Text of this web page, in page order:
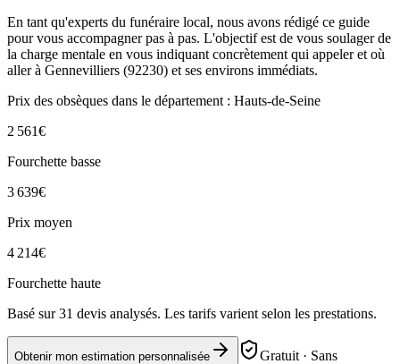
En tant qu'experts du funéraire local, nous avons rédigé ce guide
pour vous accompagner pas à pas. L'objectif est de vous soulager de
la charge mentale en vous indiquant concrètement qui appeler et où
aller à Gennevilliers (92230) et ses environs immédiats.
Prix des obsèques dans le département : Hauts-de-Seine
2 561€
Fourchette basse
3 639€
Prix moyen
4 214€
Fourchette haute
Basé sur31 devis analysés. Les tarifs varient selon les prestations.
Obtenir mon estimation personnalisée
Gratuit · Sans